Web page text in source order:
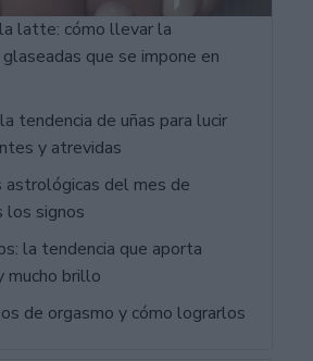
latte: cómo llevar la
que se impone en
tendencia de uñas para lucir
y atrevidas
astrológicas del mes de
los signos
la tendencia que aporta
mucho brillo
de orgasmo y cómo lograrlos